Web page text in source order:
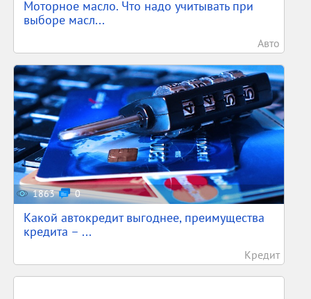
Моторное масло. Что надо учитывать при
выборе масл...
Авто
1863 0
Какой автокредит выгоднее, преимущества
кредита – ...
Кредит